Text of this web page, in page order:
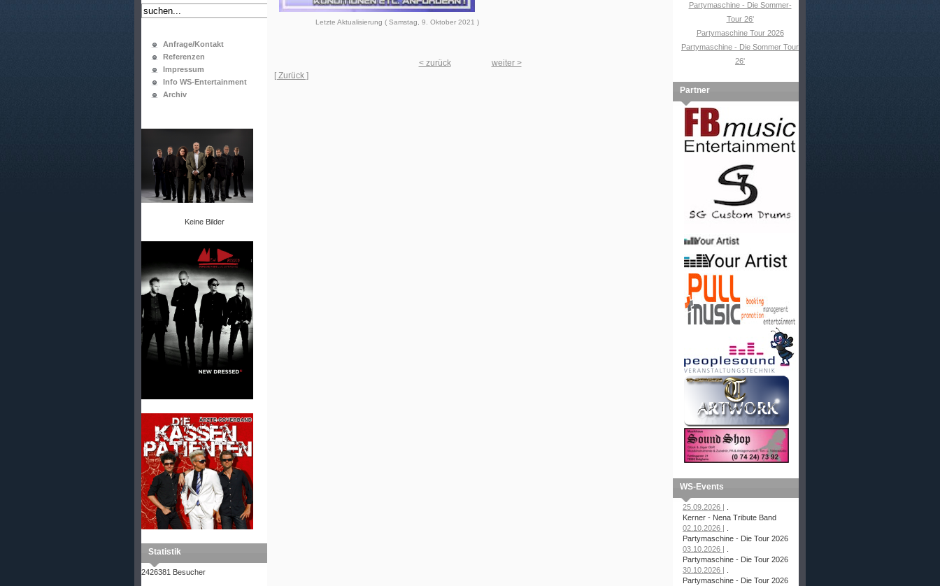
Anfrage/Kontakt
Referenzen
Impressum
Info WS-Entertainment
Archiv
Keine Bilder
Statistik
2426381 Besucher
Letzte Aktualisierung ( Samstag, 9. Oktober 2021 )
< zurück
weiter >
[ Zurück ]
Partymaschine - Die Sommer-
Tour 26'
Partymaschine Tour 2026
Partymaschine - Die Sommer Tour
26'
Partner
WS-Events
25.09.2026 |
Kerner - Nena Tribute Band
02.10.2026 |
Partymaschine - Die Tour 2026
03.10.2026 |
Partymaschine - Die Tour 2026
30.10.2026 |
Partymaschine - Die Tour 2026